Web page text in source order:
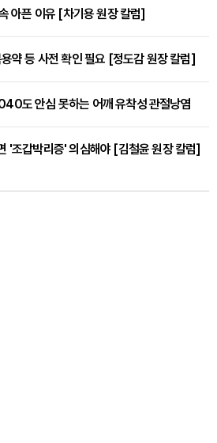
아픈 이유 [차기용 원장 칼럼]
약 등 사전 확인 필요 [정도감 원장 칼럼]
도 안심 못하는 어깨 유착성 관절낭염
'조갑박리증' 의심해야 [김철윤 원장 칼럼]